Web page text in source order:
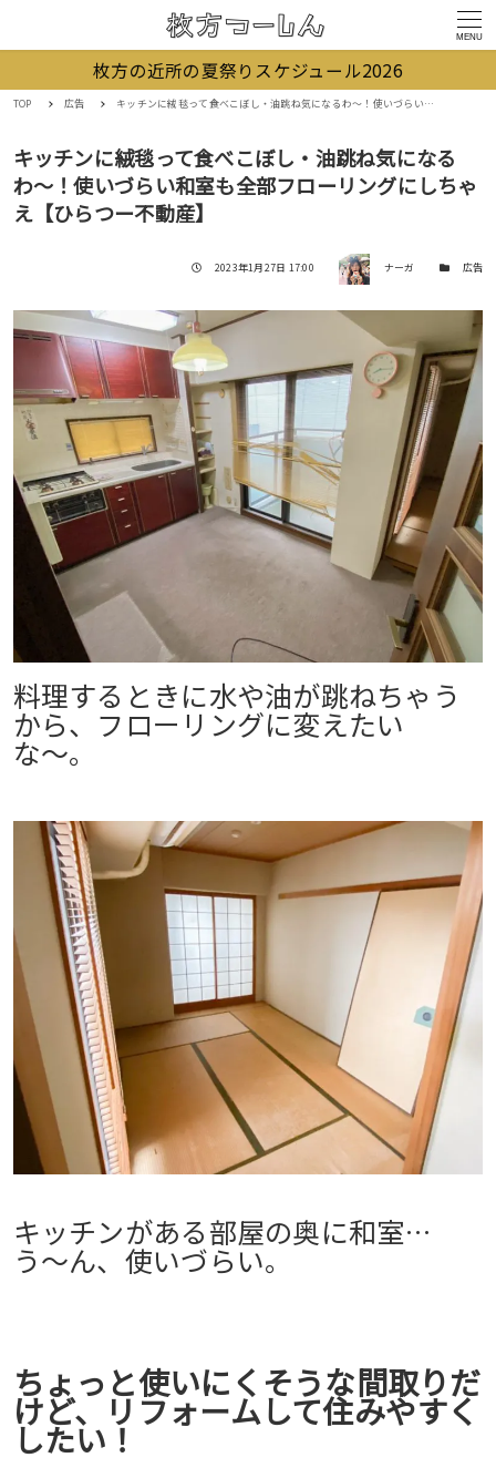
MENU
枚方の近所の夏祭りスケジュール2026
TOP 広告 キッチンに絨毯って食べこぼし・油跳ね気になるわ〜！使いづらい和室も全部フローリングにしちゃえ【ひらつー不動産】
キッチンに絨毯って食べこぼし・油跳ね気になる
わ〜！使いづらい和室も全部フローリングにしちゃ
え【ひらつー不動産】
投稿日
2023年1月27日 17:00 著者 ナーガ カテゴリー
広告
料理するときに水や油が跳ねちゃう
から、フローリングに変えたい
な〜。
キッチンがある部屋の奥に和室…
う〜ん、使いづらい。
ちょっと使いにくそうな間取りだ
けど、リフォームして住みやすく
したい！